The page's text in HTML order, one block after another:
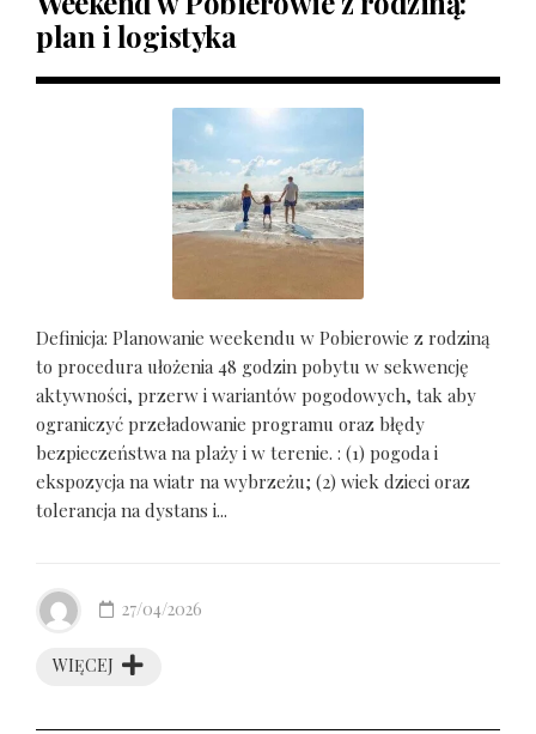
plan i logistyka
Definicja: Planowanie weekendu w Pobierowie z rodziną
to procedura ułożenia 48 godzin pobytu w sekwencję
aktywności, przerw i wariantów pogodowych, tak aby
ograniczyć przeładowanie programu oraz błędy
bezpieczeństwa na plaży i w terenie. : (1) pogoda i
ekspozycja na wiatr na wybrzeżu; (2) wiek dzieci oraz
tolerancja na dystans i...
WIĘCEJ
27/04/2026